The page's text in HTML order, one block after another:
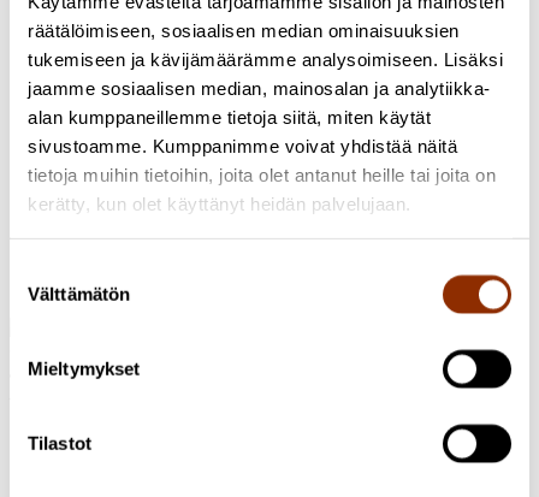
räätälöimiseen, sosiaalisen median ominaisuuksien
tukemiseen ja kävijämäärämme analysoimiseen. Lisäksi
jaamme sosiaalisen median, mainosalan ja analytiikka-
alan kumppaneillemme tietoja siitä, miten käytät
sivustoamme. Kumppanimme voivat yhdistää näitä
tietoja muihin tietoihin, joita olet antanut heille tai joita on
kerätty, kun olet käyttänyt heidän palvelujaan.
valinta
Välttämätön
Mieltymykset
Tilastot
8014 minna.ruusuvirta@cupore.fiProfiili
Vappu Renko Erikoistutkija, YTT, VTM, FM
+358 50 566
0360 vappu.renko@cupore.fiProfiili
Olli Ruokolainen Erikoistutkija, HT
050 448 3484
olli.ruokolainen@cupore.fiProfiili
Severi Nokela Projektitutkija, FM +358 50 304 8761
aino.leppanen@cupore.fi
Sähköposti:info@cupore.fi
Seuraa meitä